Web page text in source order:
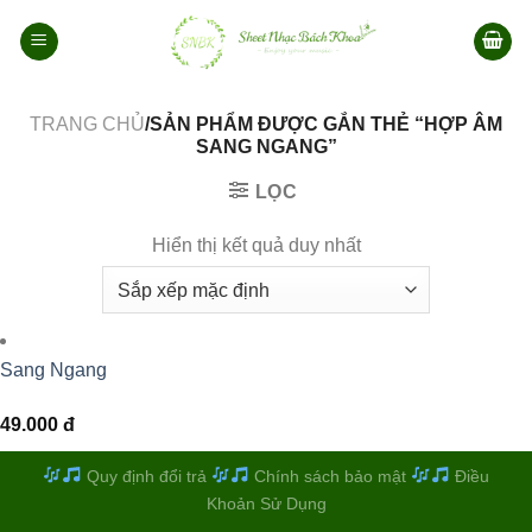
qua
TRANG CHỦ/SẢN PHẨM ĐƯỢC GẮN THẺ “HỢP ÂM
SANG NGANG”
LỌC
Hiển thị kết quả duy nhất
Sang Ngang
49.000 đ
Quy định đổi trả Chính sách bảo mật
Điều
Khoản Sử Dụng